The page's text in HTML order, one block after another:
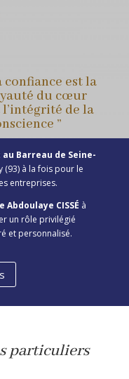
confiance est la
du cœur
l’intégrité de la
”
Barreau de Seine-
(93) à la fois pour le
entreprises.
CISSÉ à
un rôle privilégié
et personnalisé.
particuliers